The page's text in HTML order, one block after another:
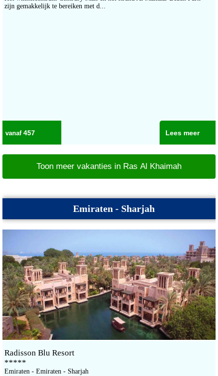
zijn gemakkelijk te bereiken met d...
Lees meer
457
Toon meer vakanties in Ras Al Khaimah
Emiraten - Sharjah
Radisson Blu Resort
*****
Emiraten - Emiraten - Sharjah